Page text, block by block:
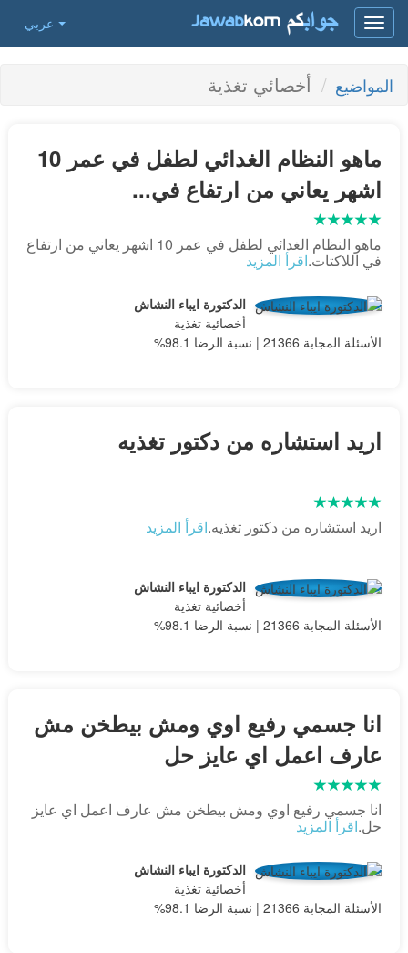
عربي
Toggle
navigation
المواضيع أخصائي تغذية
ماهو النظام الغدائي لطفل في عمر 10
اشهر يعاني من ارتفاع في...
ماهو النظام الغدائي لطفل في عمر 10 اشهر يعاني من ارتفاع
في اللاكتات.اقرأ المزيد
الدكتورة ايباء النشاش
أخصائية تغذية
الأسئلة المجابة 21366 | نسبة الرضا 98.1%
اريد استشاره من دكتور تغذيه
اريد استشاره من دكتور تغذيه.اقرأ المزيد
الدكتورة ايباء النشاش
أخصائية تغذية
الأسئلة المجابة 21366 | نسبة الرضا 98.1%
انا جسمي رفيع اوي ومش بيطخن مش
عارف اعمل اي عايز حل
انا جسمي رفيع اوي ومش بيطخن مش عارف اعمل اي عايز
حل.اقرأ المزيد
الدكتورة ايباء النشاش
أخصائية تغذية
الأسئلة المجابة 21366 | نسبة الرضا 98.1%